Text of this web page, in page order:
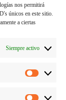
nos permitirá
únicos en este sitio.
a ciertas
Siempre activo